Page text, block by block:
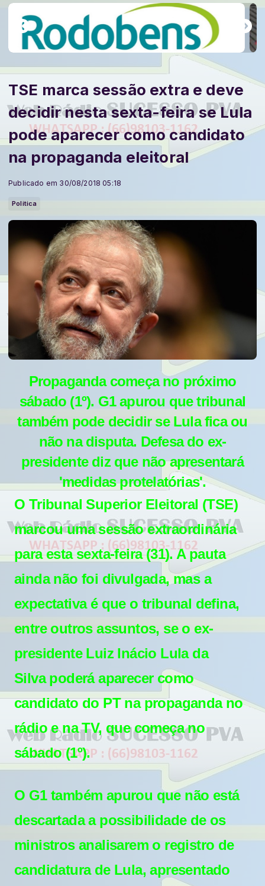
TSE marca sessão extra e deve
decidir nesta sexta-feira se Lula
pode aparecer como candidato
na propaganda eleitoral
Publicado em 30/08/2018 05:18
Politica
Propaganda começa no próximo
sábado (1º). G1 apurou que tribunal
também pode decidir se Lula fica ou
não na disputa. Defesa do ex-
presidente diz que não apresentará
'medidas protelatórias'.
O Tribunal Superior Eleitoral (TSE)
marcou uma sessão extraordinária
para esta sexta-feira (31). A pauta
ainda não foi divulgada, mas a
expectativa é que o tribunal defina,
entre outros assuntos, se o ex-
presidente Luiz Inácio Lula da
Silvapoderá aparecer como
candidato doPTna propaganda no
rádio e na TV, que começa no
sábado (1º).
O G1também apurou que não está
descartada a possibilidade de os
ministros analisarem o registro de
candidatura de Lula, apresentado